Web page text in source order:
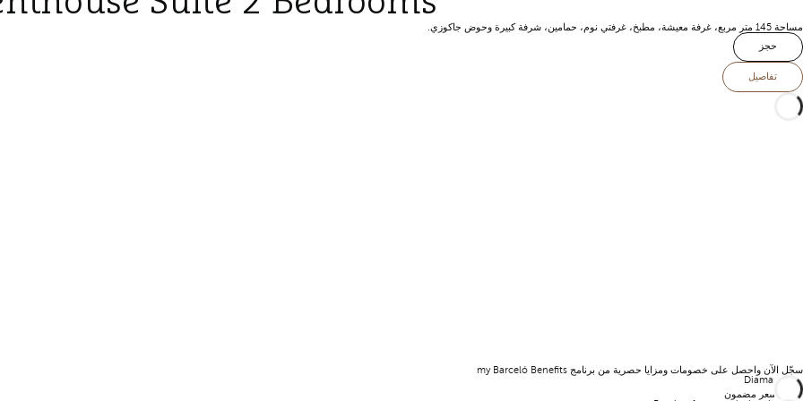
مساحة 145 متر مربع، غرفة معيشة، مطبخ، غرفتي نوم، حمامين، شرفة كبيرة وحوض جاكوزي.
حجز
تفاصيل
سجّل الآن واحصل على خصومات ومزايا حصرية من برنامج my Barceló Benefits
أفضل سعر مضمون